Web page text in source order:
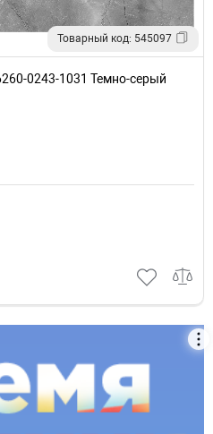
Товарный код: 545097
0243-1031 Темно-серый